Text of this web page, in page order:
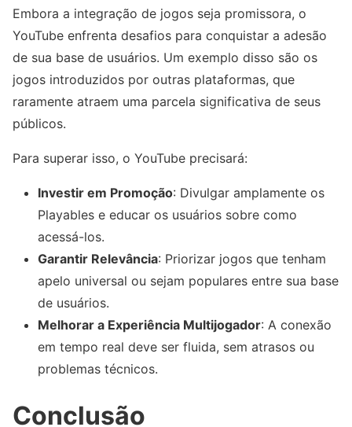
Embora a integração de jogos seja promissora, o
YouTube enfrenta desafios para conquistar a adesão
de sua base de usuários. Um exemplo disso são os
jogos introduzidos por outras plataformas, que
raramente atraem uma parcela significativa de seus
públicos.
Para superar isso, o YouTube precisará:
Investir em Promoção: Divulgar amplamente os
Playables e educar os usuários sobre como
acessá-los.
Garantir Relevância: Priorizar jogos que tenham
apelo universal ou sejam populares entre sua base
de usuários.
Melhorar a Experiência Multijogador: A conexão
em tempo real deve ser fluida, sem atrasos ou
problemas técnicos.
Conclusão